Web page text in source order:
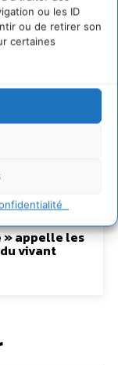
ou les ID
ou de retirer son
certaines
et la
en faveur de
…
» appelle les
vivant